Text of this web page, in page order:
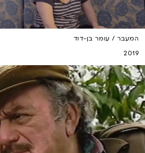
המעבר / עומר בן-דוד
2019